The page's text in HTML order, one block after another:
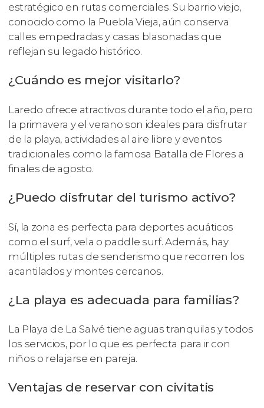
estratégico en rutas comerciales. Su barrio viejo,
conocido como la Puebla Vieja, aún conserva
calles empedradas y casas blasonadas que
reflejan su legado histórico.
¿Cuándo es mejor visitarlo?
Laredo ofrece atractivos durante todo el año, pero
la primavera y el verano son ideales para disfrutar
de la playa, actividades al aire libre y eventos
tradicionales como la famosa Batalla de Flores a
finales de agosto.
¿Puedo disfrutar del turismo activo?
Sí, la zona es perfecta para deportes acuáticos
como el surf, vela o paddle surf. Además, hay
múltiples rutas de senderismo que recorren los
acantilados y montes cercanos.
¿La playa es adecuada para familias?
La Playa de La Salvé tiene aguas tranquilas y todos
los servicios, por lo que es perfecta para ir con
niños o relajarse en pareja.
Ventajas de reservar con civitatis